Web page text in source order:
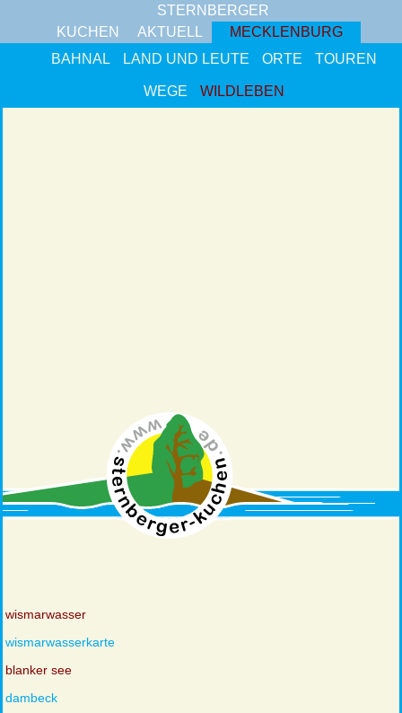
STERNBERGER
KUCHEN
AKTUELL
MECKLENBURG
BAHNAL
LAND UND LEUTE ORTE TOUREN
WEGE WILDLEBEN
wismarwasser
wismarwasserkarte
blanker see
dambeck